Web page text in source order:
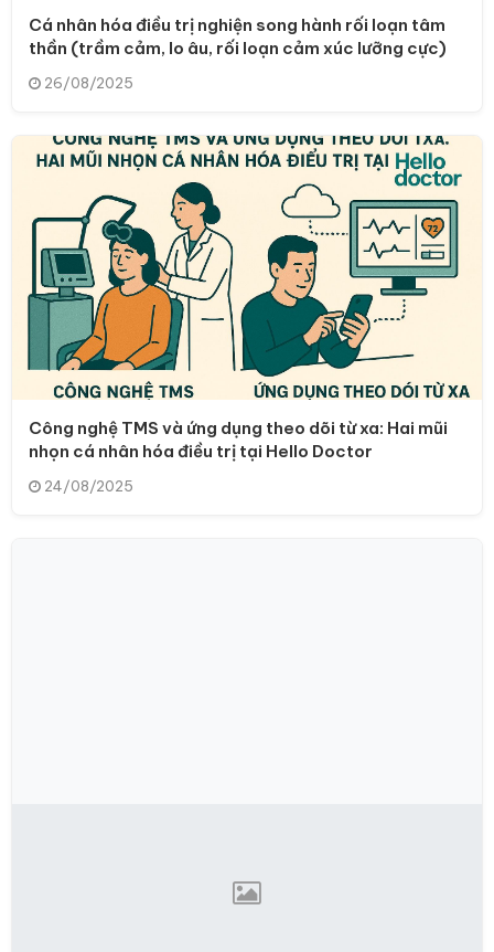
Cá nhân hóa điều trị nghiện song hành rối loạn tâm
thần (trầm cảm, lo âu, rối loạn cảm xúc lưỡng cực)
26/08/2025
Công nghệ TMS và ứng dụng theo dõi từ xa: Hai mũi
nhọn cá nhân hóa điều trị tại Hello Doctor
24/08/2025